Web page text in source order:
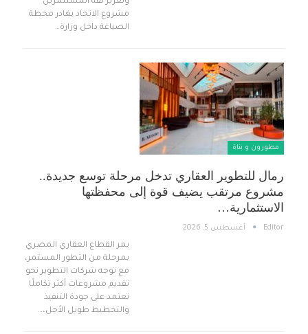
مشروع الاتحاد يغادر محطة
الصياغة داخل وزارة…
مطورون و بناة
رمال للتطوير العقاري تدخل مرحلة توسع جديدة..
مشروع مرتقب يضيف قوة إلى محفظتها
الاستثمارية…
Editor أغسطس 5, 2026
يمر القطاع العقاري المصري
بمرحلة من التطور المستمر،
مع توجه شركات التطوير نحو
تقديم مشروعات أكثر تكاملًا
تعتمد على جودة التنفيذ
والتخطيط طويل الأجل،…